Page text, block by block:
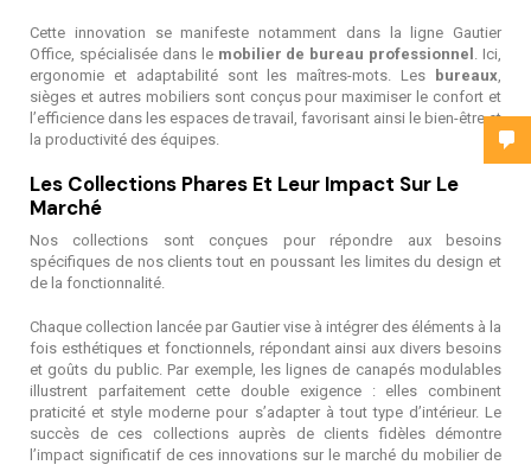
Cette innovation se manifeste notamment dans la ligne Gautier
Office, spécialisée dans le mobilier de bureau professionnel . Ici,
ergonomie et adaptabilité sont les maîtres-mots. Les bureaux
sièges et autres mobiliers sont conçus pour maximiser le confort et
l’efficience dans les espaces de travail, favorisant ainsi le bien-être et
la productivité des équipes.
Les Collections Phares Et Leur Impact Sur Le
Marché
Nos collections sont conçues pour répondre aux besoins
spécifiques de nos clients tout en poussant les limites du design et
de la fonctionnalité.
Chaque collection lancée par Gautier vise à intégrer des éléments à la
fois esthétiques et fonctionnels, répondant ainsi aux divers besoins
et goûts du public. Par exemple, les lignes de canapés modulables
illustrent parfaitement cette double exigence : elles combinent
praticité et style moderne pour s’adapter à tout type d’intérieur. Le
succès de ces collections auprès de clients fidèles démontre
l’impact significatif de ces innovations sur le marché du mobilier de